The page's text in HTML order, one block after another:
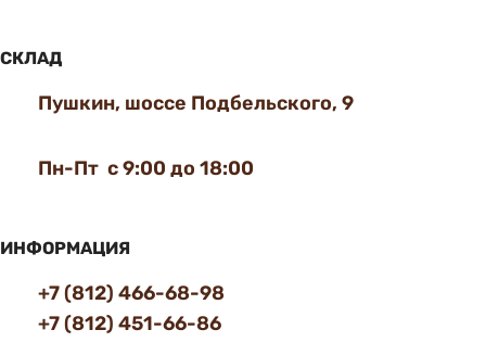
СКЛАД
Пушкин, шоссе Подбельского, 9
Пн-Пт с 9:00 до 18:00
ИНФОРМАЦИЯ
+7 (812) 466-68-98
+7 (812) 451-66-86